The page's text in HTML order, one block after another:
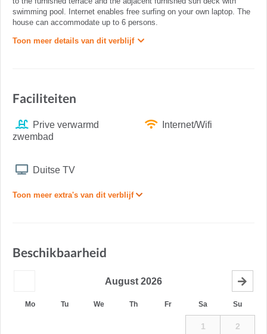
swimming pool. Internet enables free surfing on your own laptop. The
house can accommodate up to 6 persons.
Toon meer details van dit verblijf
Faciliteiten
Prive verwarmd
zwembad
Internet/Wifi
Duitse TV
Toon meer extra's van dit verblijf
Beschikbaarheid
August 2026
Mo Tu We Th Fr Sa Su
1 2